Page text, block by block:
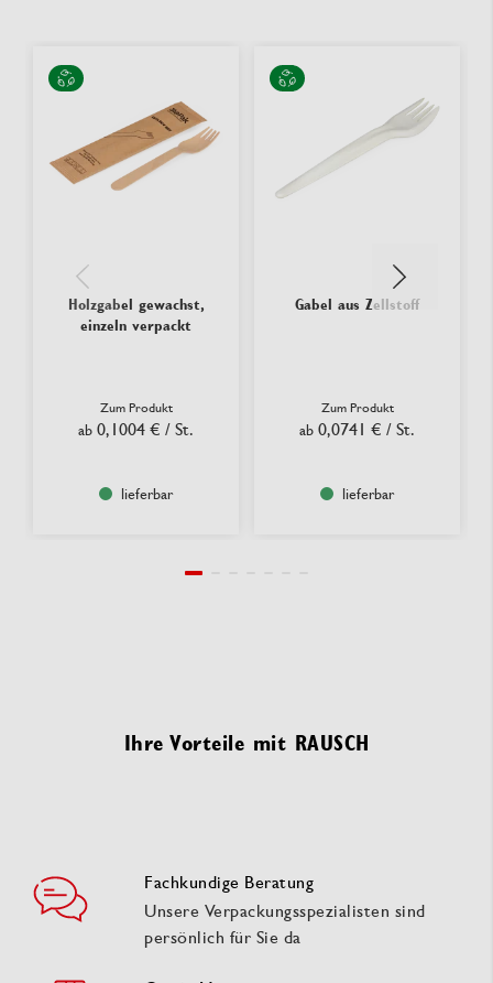
Holzgabel gewachst,
einzeln verpackt
Zum Produkt
ab 0,1004 € / St.
lieferbar
Gabel aus Zellstoff
Zum Produkt
ab 0,0741 € / St.
lieferbar
Ihre Vorteile mit RAUSCH
Fachkundige Beratung
Unsere Verpackungsspezialisten sind
persönlich für Sie da